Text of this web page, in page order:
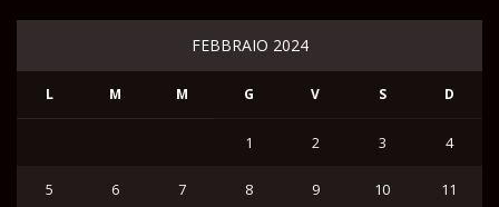
FEBBRAIO 2024
L M M G V S D
1 2 3 4
5 6 7 8 9 10 11